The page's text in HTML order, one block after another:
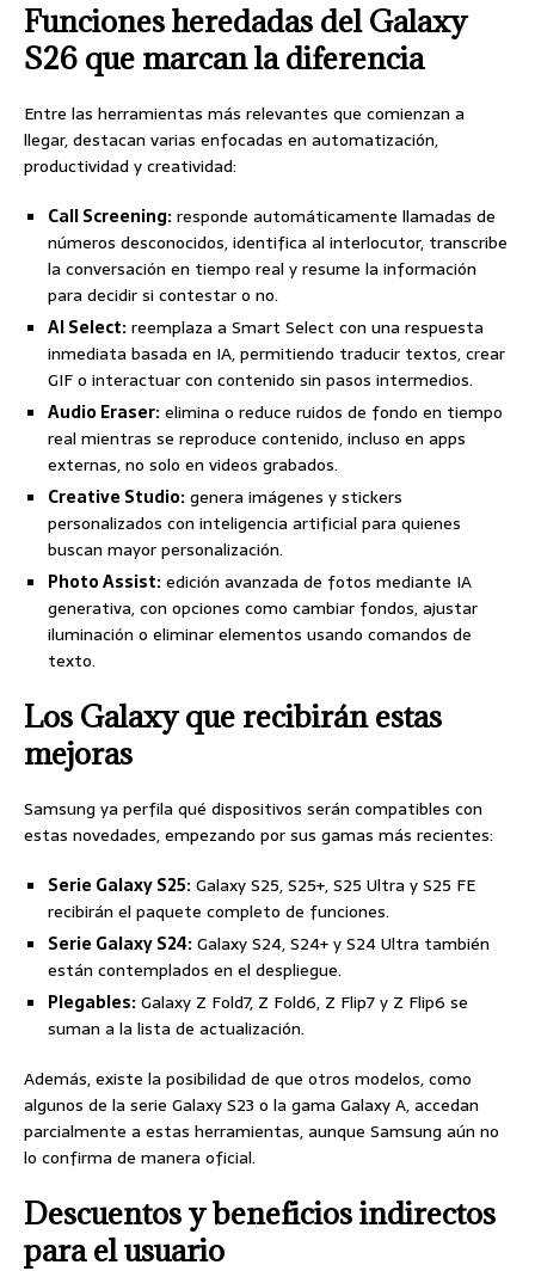
Funciones heredadas del Galaxy
S26 que marcan la diferencia
Entre las herramientas más relevantes que comienzan a
llegar, destacan varias enfocadas en automatización,
productividad y creatividad:
Call Screening:responde automáticamente llamadas de
números desconocidos, identifica al interlocutor, transcribe
la conversación en tiempo real y resume la información
para decidir si contestar o no.
AI Select:reemplaza a Smart Select con una respuesta
inmediata basada en IA, permitiendo traducir textos, crear
GIF o interactuar con contenido sin pasos intermedios.
Audio Eraser:elimina o reduce ruidos de fondo en tiempo
real mientras se reproduce contenido, incluso en apps
externas, no solo en videos grabados.
Creative Studio:genera imágenes y stickers
personalizados con inteligencia artificial para quienes
buscan mayor personalización.
Photo Assist:edición avanzada de fotos mediante IA
generativa, con opciones como cambiar fondos, ajustar
iluminación o eliminar elementos usando comandos de
texto.
Los Galaxy que recibirán estas
mejoras
Samsung ya perfila qué dispositivos serán compatibles con
estas novedades, empezando por sus gamas más recientes:
Serie Galaxy S25:Galaxy S25, S25+, S25 Ultra y S25 FE
recibirán el paquete completo de funciones.
Serie Galaxy S24:Galaxy S24, S24+ y S24 Ultra también
están contemplados en el despliegue.
Plegables:Galaxy Z Fold7, Z Fold6, Z Flip7 y Z Flip6 se
suman a la lista de actualización.
Además, existe la posibilidad de que otros modelos, como
algunos de la serie Galaxy S23 o la gama Galaxy A, accedan
parcialmente a estas herramientas, aunque Samsung aún no
lo confirma de manera oficial.
Descuentos y beneficios indirectos
para el usuario